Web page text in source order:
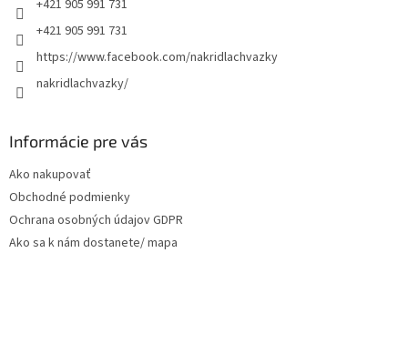
+421 905 991 731
+421 905 991 731
https://www.facebook.com/nakridlachvazky
nakridlachvazky/
Informácie pre vás
Ako nakupovať
Obchodné podmienky
Ochrana osobných údajov GDPR
Ako sa k nám dostanete/ mapa